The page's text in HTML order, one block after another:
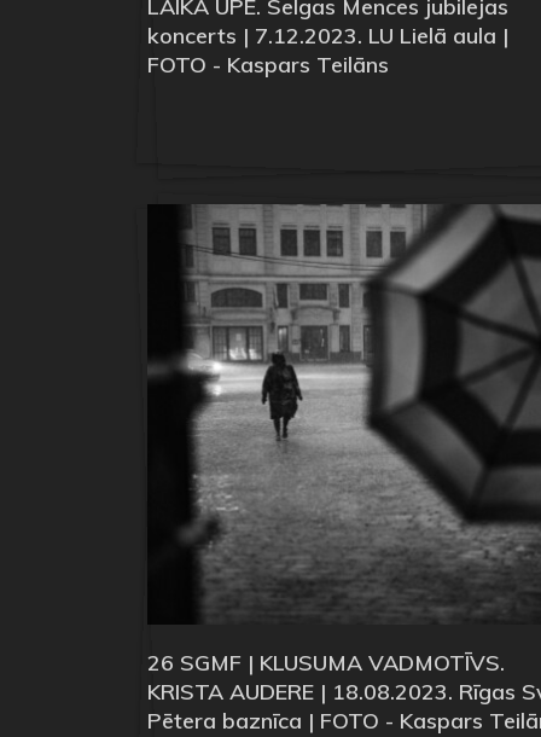
LAIKA UPE. Selgas Mences jubilejas
koncerts | 7.12.2023. LU Lielā aula |
FOTO - Kaspars Teilāns
26 SGMF | KLUSUMA VADMOTĪVS.
KRISTA AUDERE | 18.08.2023. Rīgas
Pētera baznīca | FOTO - Kaspars